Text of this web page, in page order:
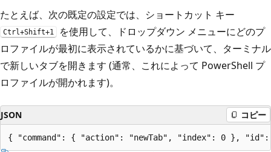
たとえば、次の既定の設定では、ショートカット キー
Ctrl+Shift+1
を使用して、ドロップダウン メニューにどのプ
ロファイルが最初に表示されているかに基づいて、ターミナル
で新しいタブを開きます (通常、これによって PowerShell プ
ロファイルが開かれます)。
JSON コピー